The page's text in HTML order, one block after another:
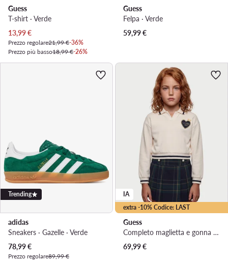
Guess
T-shirt · Verde
Prezzo attuale
13,99€
Prezzo regolare21,99 €-36%
Prezzo più basso18,99 €-26%
Guess
Felpa · Verde
59,99€
Trending
adidas
Sneakers · Gazelle · Verde
Prezzo attuale
78,99€
Prezzo regolare89,99 €
extra -10% Codice: LAST
IA
Guess
Completo maglietta e gonna · Multicolore
69,99€